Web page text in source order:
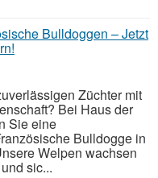
Bulldoggen – Jetzt
Züchter mit
Bei Haus der
Sie eine
Bulldogge in
Welpen wachsen
sic...